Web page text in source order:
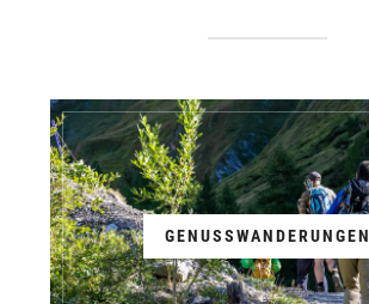
GENUSSWANDERUNGEN